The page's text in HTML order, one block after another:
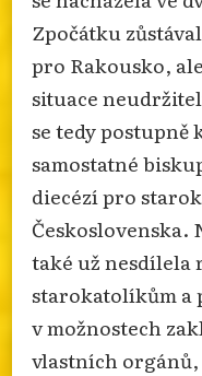
Zpočátku
pro Rakousko,
situace
se tedy
samostatné
diecézí pro
Československa.
také už nesdílela
starokatolíkům a
v možnostech
vlastních